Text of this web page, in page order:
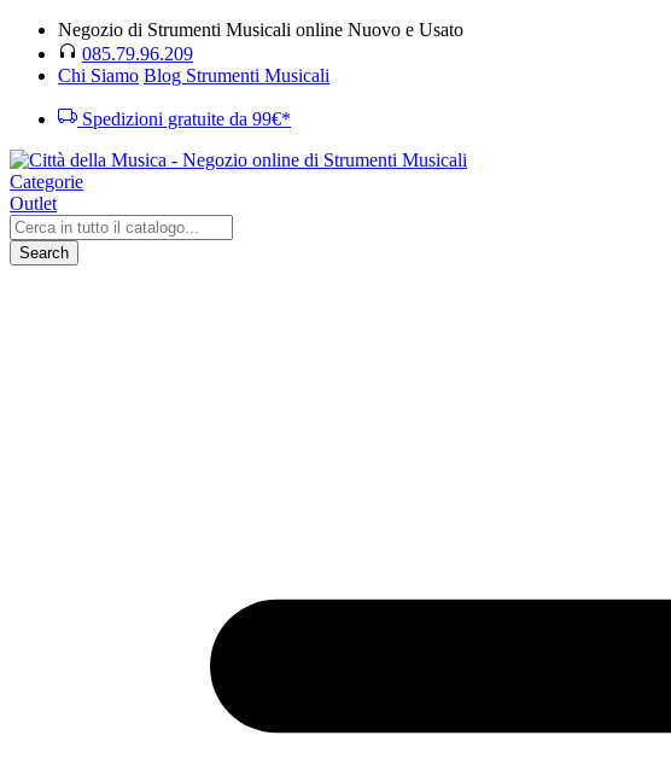
Negozio di Strumenti Musicali online Nuovo e Usato
085.79.96.209
Chi Siamo Blog Strumenti Musicali
Spedizioni gratuite da 99€*
Categorie
Outlet
Search